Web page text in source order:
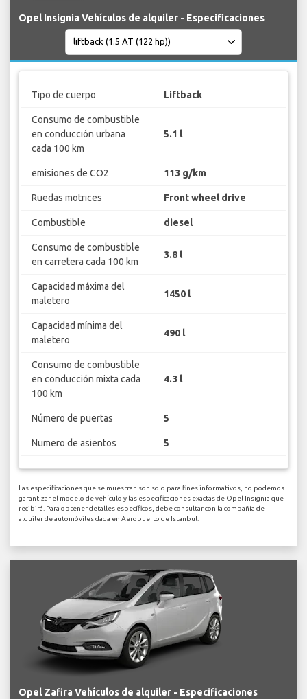
Opel Insignia Vehículos de alquiler - Especificaciones
Tipo de cuerpo Liftback
Consumo de combustible
en conducción urbana
cada 100 km
5.1 l
emisiones de CO2 113 g/km
Ruedas motrices Front wheel drive
Combustible diesel
Consumo de combustible
en carretera cada 100 km
3.8 l
Capacidad máxima del
maletero
1450 l
Capacidad mínima del
maletero
490 l
Consumo de combustible
en conducción mixta cada
100 km
4.3 l
Número de puertas 5
Numero de asientos 5
Las especificaciones que se muestran son solo para fines informativos, no podemos
garantizar el modelo de vehículo y las especificaciones exactas de Opel Insignia que
recibirá. Para obtener detalles específicos, debe consultar con la compañía de
alquiler de automóviles dada en Aeropuerto de Istanbul.
Opel Zafira Vehículos de alquiler - Especificaciones